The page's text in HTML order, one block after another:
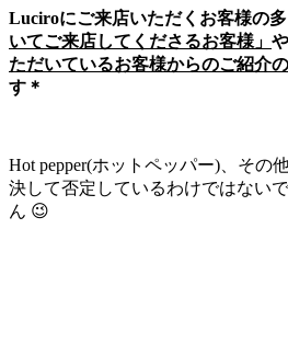
Luciroにご来店いただくお客様の
いてご来店してくださるお客様」 や
ただいているお客様からのご紹介の
す＊
Hot pepper(ホットペッパー)、その
決して否定しているわけではない
ん 😉